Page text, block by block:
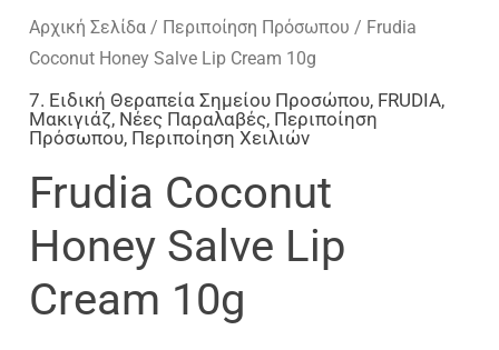
Αρχική Σελίδα / Περιποίηση Πρόσωπου / Frudia
Coconut Honey Salve Lip Cream 10g
7. Ειδική Θεραπεία Σημείου Προσώπου, FRUDIA,
Μακιγιάζ, Νέες Παραλαβές, Περιποίηση
Πρόσωπου, Περιποίηση Χειλιών
Frudia Coconut
Honey Salve Lip
Cream 10g